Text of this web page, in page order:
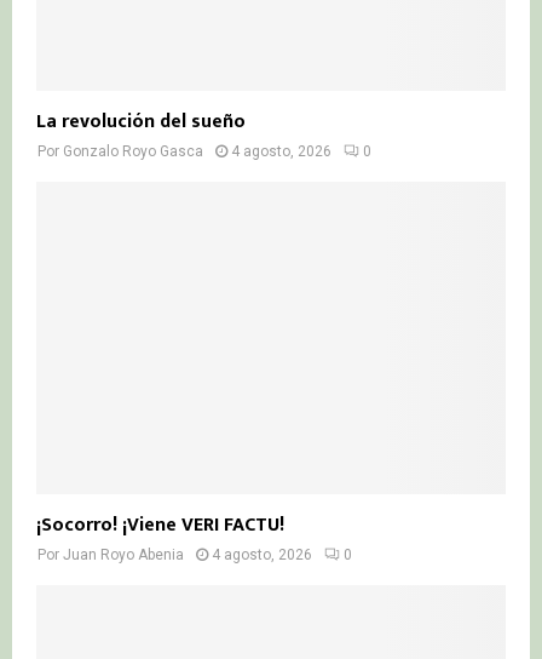
La revolución del sueño
Por Gonzalo Royo Gasca 4 agosto, 2026 0
¡Socorro! ¡Viene VERI FACTU!
Por Juan Royo Abenia 4 agosto, 2026 0